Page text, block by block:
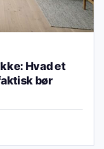
Hvad et
bør